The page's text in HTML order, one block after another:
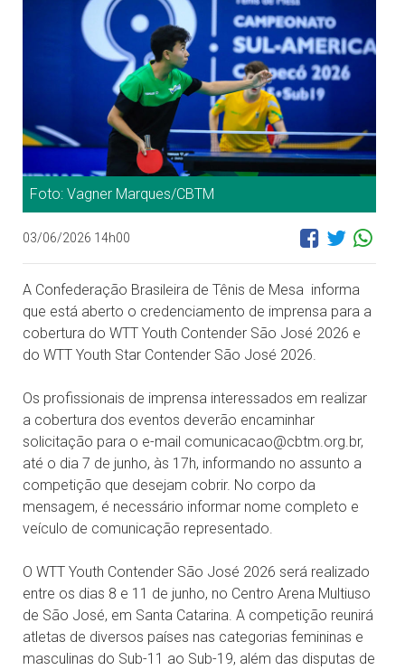
Foto: Vagner Marques/CBTM
03/06/2026 14h00
A Confederação Brasileira de Tênis de Mesa informa
que está aberto o credenciamento de imprensa para a
cobertura do WTT Youth Contender São José 2026 e
do WTT Youth Star Contender São José 2026.
Os profissionais de imprensa interessados em realizar
a cobertura dos eventos deverão encaminhar
solicitação para o e-mail comunicacao@cbtm.org.br,
até o dia 7 de junho, às 17h, informando no assunto a
competição que desejam cobrir. No corpo da
mensagem, é necessário informar nome completo e
veículo de comunicação representado.
O WTT Youth Contender São José 2026 será realizado
entre os dias 8 e 11 de junho, no Centro Arena Multiuso
de São José, em Santa Catarina. A competição reunirá
atletas de diversos países nas categorias femininas e
masculinas do Sub-11 ao Sub-19, além das disputas de